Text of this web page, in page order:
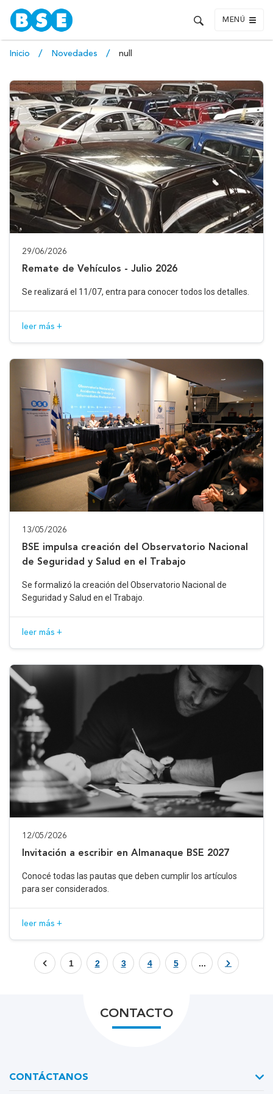
MENÚ
Inicio Novedades null
29/06/2026
Remate de Vehículos - Julio 2026
Se realizará el 11/07, entra para conocer todos los detalles.
leer más +
13/05/2026
BSE impulsa creación del Observatorio Nacional
de Seguridad y Salud en el Trabajo
Se formalizó la creación del Observatorio Nacional de
Seguridad y Salud en el Trabajo.
leer más +
12/05/2026
Invitación a escribir en Almanaque BSE 2027
Conocé todas las pautas que deben cumplir los artículos
para ser considerados.
leer más +
1 2 3 4 5 ...
CONTACTO
CONTÁCTANOS